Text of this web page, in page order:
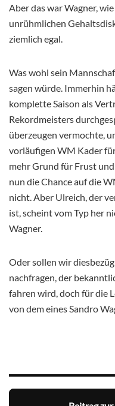
Aber das war Wagner,
unrühmlichen
ziemlich egal.
Was wohl sein
sagen würde. Immerhin
komplette Saison als
Rekordmeisters
überzeugen vermochte,
vorläufigen WM Kader
mehr Grund für Frust
nun die Chance auf die
nicht. Aber Ulreich, der
ist, scheint vom Typ her
Wagner.
Oder sollen wir
nachfragen, der
fahren wird, doch für die
von dem eines Sandro